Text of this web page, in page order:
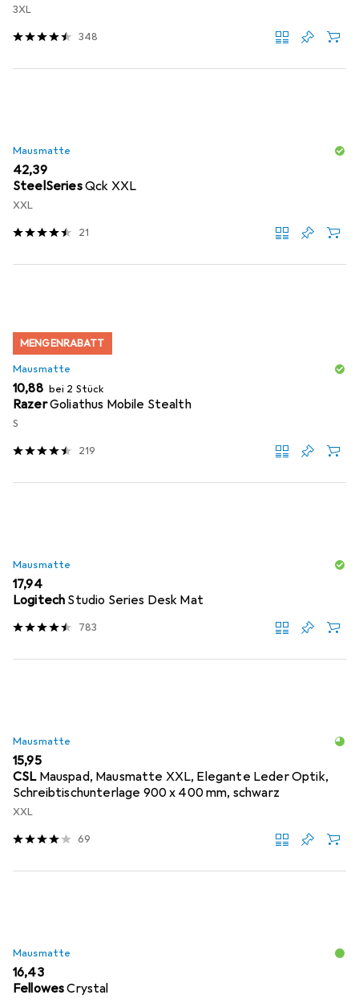
3XL
348
Mausmatte
EUR
42,39
SteelSeriesQck XXL
XXL
21
MENGENRABATT
Mausmatte
EUR
10,88 bei 2 Stück
RazerGoliathus Mobile Stealth
S
219
Mausmatte
EUR
17,94
Logitech Studio Series Desk Mat
783
Mausmatte
EUR
15,95
CSL Mauspad, Mausmatte XXL, Elegante Leder Optik,
Schreibtischunterlage 900 x 400 mm, schwarz
XXL
69
Mausmatte
EUR
16,43
FellowesCrystal